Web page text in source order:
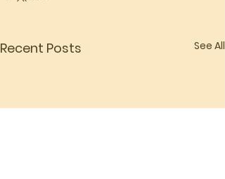
Recent Posts See All